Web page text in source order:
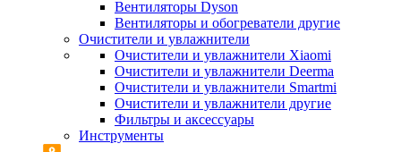
Вентиляторы Dyson
Вентиляторы и обогреватели другие
Очистители и увлажнители
Очистители и увлажнители Xiaomi
Очистители и увлажнители Deerma
Очистители и увлажнители Smartmi
Очистители и увлажнители другие
Фильтры и аксессуары
Инструменты